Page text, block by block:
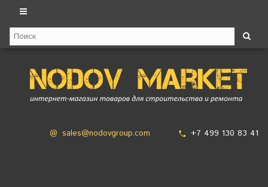
@ sales@nodovgroup.com +7 499 130 83 41